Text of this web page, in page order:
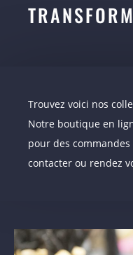
Trouvez voici nos
Notre boutique en
pour des
contacter ou rendez